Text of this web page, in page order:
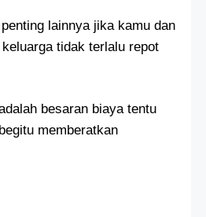
lainnya jika kamu dan
tidak terlalu repot
besaran biaya tentu
memberatkan